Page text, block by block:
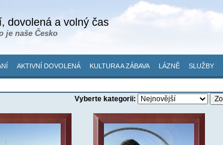
dovolená a volný čas
je naše Česko
AKTIVNÍ DOVOLENÁ KULTURA A ZÁBAVA LÁZNĚ SLUŽBY
Vyberte kategorii: